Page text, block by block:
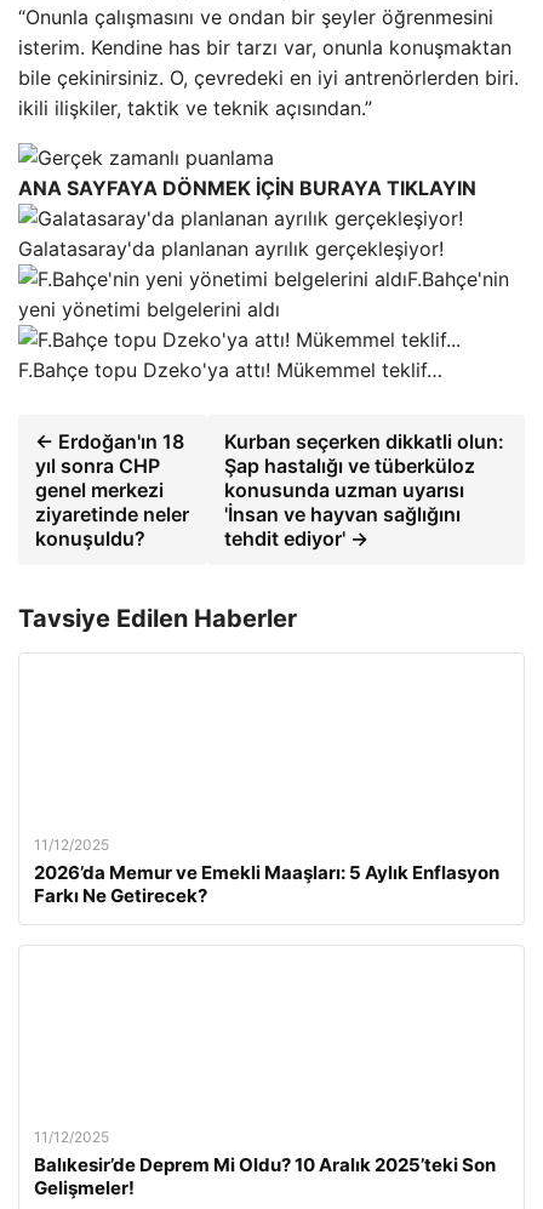
“Onunla çalışmasını ve ondan bir şeyler öğrenmesini
isterim. Kendine has bir tarzı var, onunla konuşmaktan
bile çekinirsiniz. O, çevredeki en iyi antrenörlerden biri.
ikili ilişkiler, taktik ve teknik açısından.”
ANA SAYFAYA DÖNMEK İÇİN BURAYA TIKLAYIN
Galatasaray'da planlanan ayrılık gerçekleşiyor!
F.Bahçe'nin
yeni yönetimi belgelerini aldı
F.Bahçe topu Dzeko'ya attı! Mükemmel teklif…
← Erdoğan'ın 18
yıl sonra CHP
genel merkezi
ziyaretinde neler
konuşuldu?
Kurban seçerken dikkatli olun:
Şap hastalığı ve tüberküloz
konusunda uzman uyarısı
'İnsan ve hayvan sağlığını
tehdit ediyor' →
Tavsiye Edilen Haberler
11/12/2025
2026’da Memur ve Emekli Maaşları: 5 Aylık Enflasyon
Farkı Ne Getirecek?
11/12/2025
Balıkesir’de Deprem Mi Oldu? 10 Aralık 2025’teki Son
Gelişmeler!